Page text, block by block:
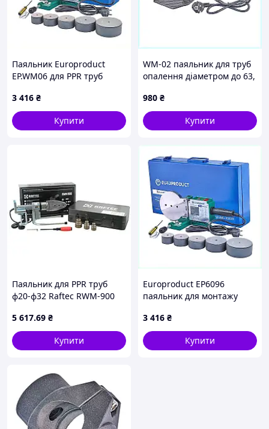
Паяльник Europroduct
EP.WM06 для PPR труб
(EP6096) 44112H44BX
3 416 ₴
Купити
WM-02 паяльник для труб
опалення діаметром до 63,
980 ₴
Купити
Паяльник для PPR труб
ф20-ф32 Raftec RWM-900
5 617.69 ₴
Купити
Europroduct EP6096
паяльник для монтажу
3 416 ₴
Купити